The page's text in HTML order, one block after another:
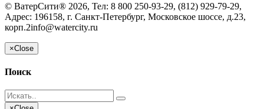
© ВатерСити® 2026, Тел: 8 800 250-93-29, (812) 929-79-29,
Адрес: 196158, г. Санкт-Петербург, Московское шоссе, д.23,
корп.2info@watercity.ru
×Close
Поиск